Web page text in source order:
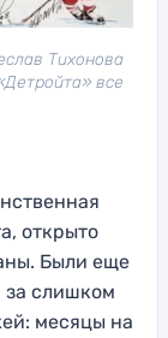
Тихонова
все
открыто
Были еще
за слишком
месяцы на